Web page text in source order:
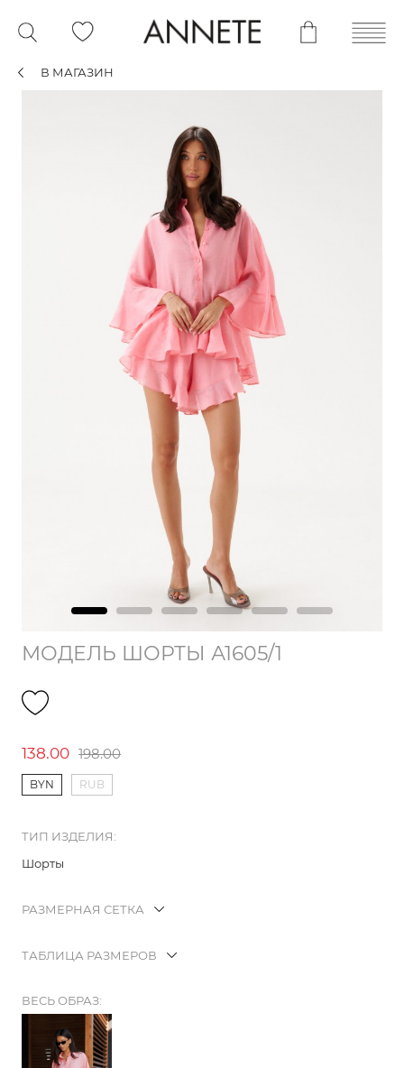
В МАГАЗИН
МОДЕЛЬ ШОРТЫ А1605/1
138.00 198.00
BYN RUB
ТИП ИЗДЕЛИЯ:
Шорты
РАЗМЕРНАЯ СЕТКА
ТАБЛИЦА РАЗМЕРОВ
ВЕСЬ ОБРАЗ: